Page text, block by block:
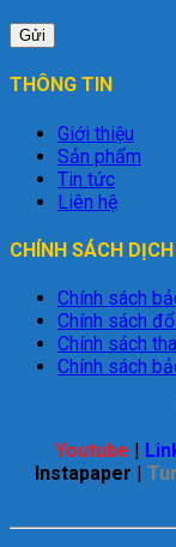
THÔNG TIN
Giới thiệu
Sản phẩm
Tin tức
Liên hệ
CHÍNH SÁCH
Chính sách
Chính sách
Chính sách
Chính sách
Youtube
Instapaper